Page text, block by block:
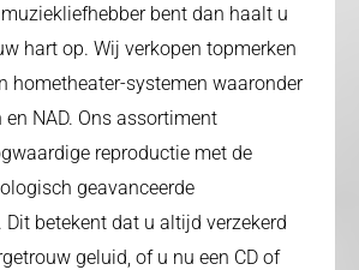
bent dan haalt u
hart op. Wij verkopen topmerken
hometheater-systemen waaronder
en NAD. Ons assortiment
reproductie met de
geavanceerde
Dit betekent dat u altijd verzekerd
geluid, of u nu een CD of